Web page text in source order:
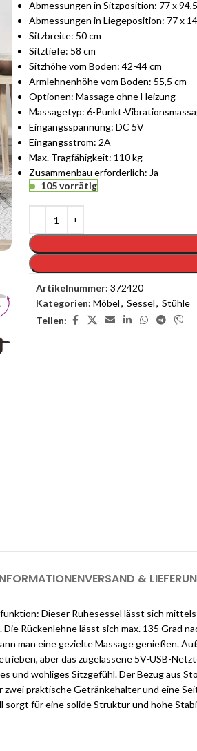
Abmessungen in Sitzposition: 77 x
Abmessungen in Liegeposition: 77 x
Sitzbreite: 50 cm
Sitztiefe: 58 cm
Sitzhöhe vom Boden: 42-44 cm
Armlehnenhöhe vom Boden: 55,5 cm
Optionen: Massage ohne Heizung
Massagetyp: 6-Punkt-
Eingangsspannung: DC 5V
Eingangsstrom: 2A
Max. Tragfähigkeit: 110 kg
Zusammenbau erforderlich: Ja
105 vorrätig
Artikelnummer: 372420
Kategorien: Möbel, Sessel, Stühle
Teilen:
VERSAND &
Dieser Ruhesessel lässt sich
Rückenlehne lässt sich max. 135 Grad
man eine gezielte Massage genießen.
aber das zugelassene 5V-USB-
wohliges Sitzgefühl. Der Bezug aus
praktische Getränkehalter und eine
für eine solide Struktur und hohe